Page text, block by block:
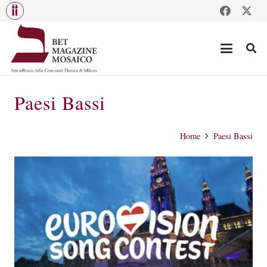
Paesi Bassi
Home Paesi Bassi